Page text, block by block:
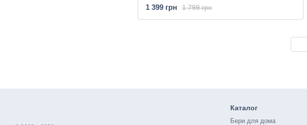
1 799 грн
1 399 грн
Каталог
Бери для дома